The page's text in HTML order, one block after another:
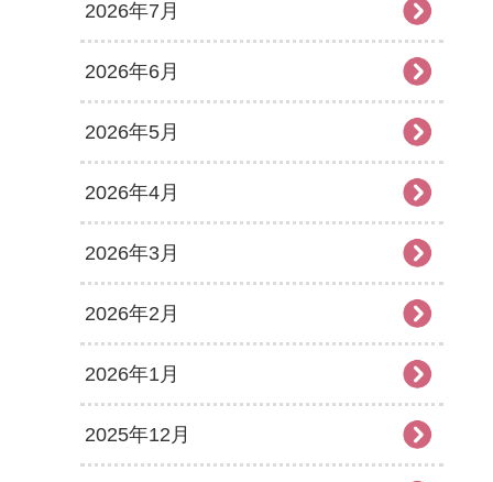
2026年7月
2026年6月
2026年5月
2026年4月
2026年3月
2026年2月
2026年1月
2025年12月